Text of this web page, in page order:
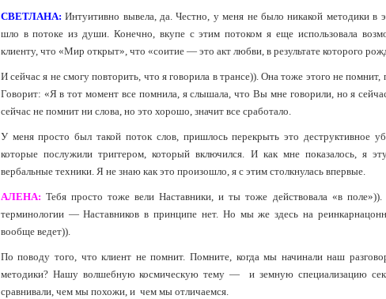
СВЕТЛАНА: Интуитивно вывела, да. Честно, у меня не было никакой методики в
шло в потоке из души. Конечно, вкупе с этим потоком я еще использовала
клиенту, что «Мир открыт», что «соитие — это акт любви, в результате которого
И сейчас я не смогу повторить, что я говорила в трансе)). Она тоже этого не помнит,
Говорит: «Я в тот момент все помнила, я слышала, что Вы мне говорили, но я
сейчас не помнит ни слова, но это хорошо, значит все сработало.
У меня просто был такой поток слов, пришлось перекрыть это деструктивное
которые послужили триггером, который включился. И как мне показалось, я
вербальные техники. Я не знаю как это произошло, я с этим столкнулась впервые.
АЛЕНА: Тебя просто тоже вели Наставники, и ты тоже действовала «в поле»)).
терминологии — Наставников в принципе нет. Но мы же здесь на
вообще ведет)).
По поводу того, что клиент не помнит. Помните, когда мы начинали наш
методики? Нашу волшебную космическую тему — и земную специализацию
сравнивали, чем мы похожи, и чем мы отличаемся.